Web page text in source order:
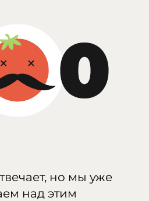
но мы уже
над этим